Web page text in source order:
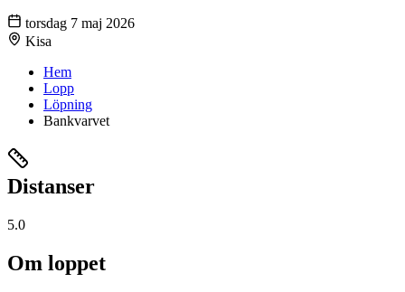
torsdag 7 maj 2026
Kisa
Hem
Lopp
Löpning
Bankvarvet
Distanser
5.0
Om loppet